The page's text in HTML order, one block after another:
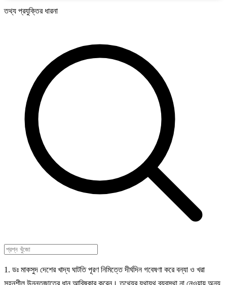
তথ্য প্রযুক্তির ধারনা
1. ডঃ মাকসুদ দেশের খাদ্য ঘাটতি পূরণ নিমিত্তে দীর্ঘদিন গবেষণা করে বন্যা ও খরা
সহনশীল উন্নতজাতের ধান আবিষ্কার করেন। তথ্যের যথাযথ ব্যবস্থা না নেওয়ায় অন্য